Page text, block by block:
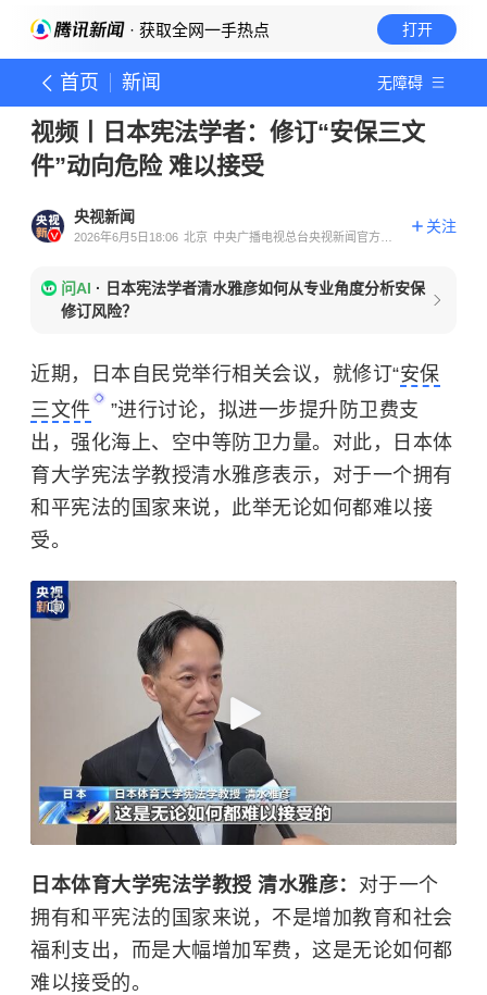
· 获取全网一手热点 打开
首页 新闻 无障碍
视频丨日本宪法学者：修订“安保三文
件”动向危险 难以接受
央视新闻
2026年6月5日18:06 北京 中央广播电视总台央视新闻官方账
关注
问AI ·
日本宪法学者清水雅彦如何从专业角度分析安保
修订风险？
近期，日本自民党举行相关会议，就修订“安保
三文件
”进行讨论，拟进一步提升防卫费支
出，强化海上、空中等防卫力量。对此，日本体
育大学宪法学教授清水雅彦表示，对于一个拥有
和平宪法的国家来说，此举无论如何都难以接
受。
日本体育大学宪法学教授 清水雅彦： 对于一个
拥有和平宪法的国家来说，不是增加教育和社会
福利支出，而是大幅增加军费，这是无论如何都
难以接受的。